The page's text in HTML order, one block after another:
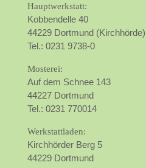
Hauptwerkstatt:
Kobbendelle 40
44229 Dortmund (Kirchhörde)
Tel.: 0231 9738-0
Mosterei:
Auf dem Schnee 143
44227 Dortmund
Tel.: 0231 770014
Werkstattladen:
Kirchhörder Berg 5
44229 Dortmund